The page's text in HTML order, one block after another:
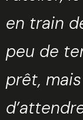
en train
peu de
prêt,